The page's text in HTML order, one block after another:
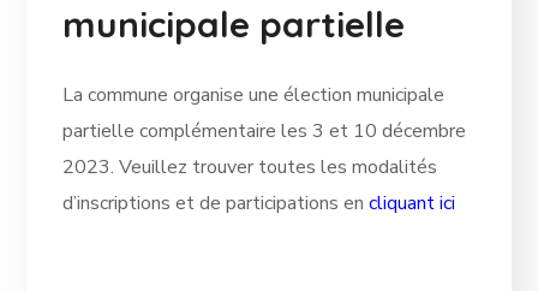
municipale partielle
La commune organise une élection municipale
partielle complémentaire les 3 et 10 décembre
2023. Veuillez trouver toutes les modalités
d’inscriptions et de participations encliquant ici